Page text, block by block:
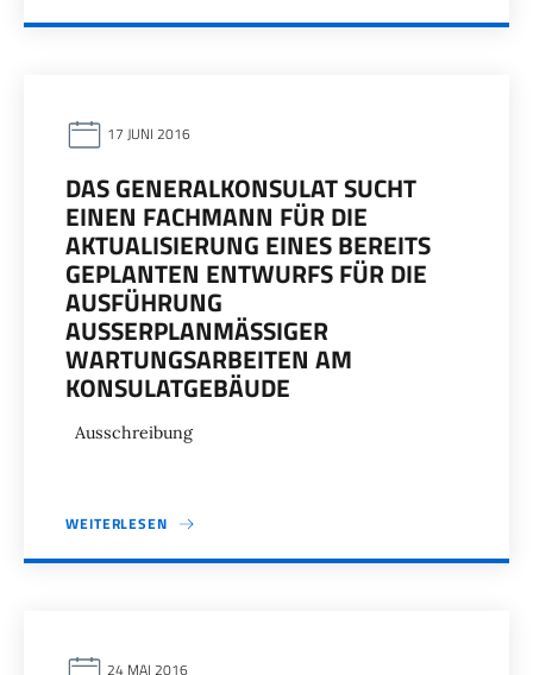
17 JUNI 2016
DAS GENERALKONSULAT SUCHT
EINEN FACHMANN FÜR DIE
AKTUALISIERUNG EINES BEREITS
GEPLANTEN ENTWURFS FÜR DIE
AUSFÜHRUNG
AUSSERPLANMÄSSIGER WA
RTUNGSARBEITEN AM KO
NSULATGEBÄUDE
Ausschreibung
WEITERLESEN
24 MAI 2016